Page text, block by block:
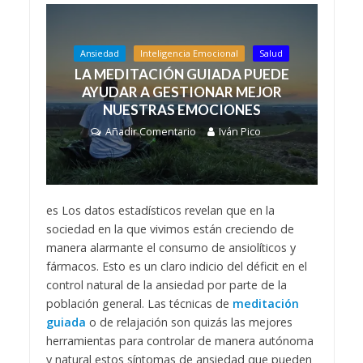
Ansiedad Inteligencia Emocional Salud
LA MEDITACIÓN GUIADA PUEDE
AYUDAR A GESTIONAR MEJOR
NUESTRAS EMOCIONES
Añadir Comentario Iván Pico
es Los datos estadísticos revelan que en la
sociedad en la que vivimos están creciendo de
manera alarmante el consumo de ansiolíticos y
fármacos. Esto es un claro indicio del déficit en el
control natural de la ansiedad por parte de la
población general. Las técnicas de meditación
guiada o de relajación son quizás las mejores
herramientas para controlar de manera autónoma
y natural estos síntomas de ansiedad que pueden